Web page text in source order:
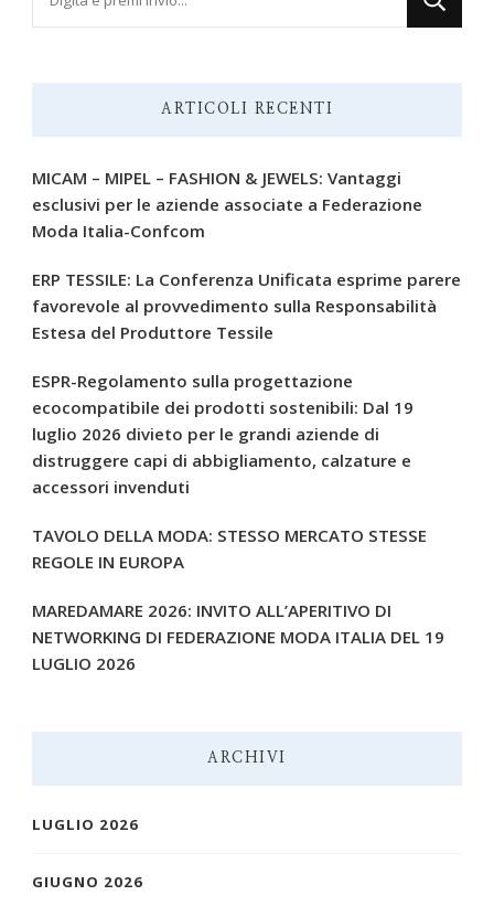
ARTICOLI RECENTI
MICAM – MIPEL – FASHION & JEWELS: Vantaggi
esclusivi per le aziende associate a Federazione
Moda Italia-Confcom
ERP TESSILE: La Conferenza Unificata esprime parere
favorevole al provvedimento sulla Responsabilità
Estesa del Produttore Tessile
ESPR-Regolamento sulla progettazione
ecocompatibile dei prodotti sostenibili: Dal 19
luglio 2026 divieto per le grandi aziende di
distruggere capi di abbigliamento, calzature e
accessori invenduti
TAVOLO DELLA MODA: STESSO MERCATO STESSE
REGOLE IN EUROPA
MAREDAMARE 2026: INVITO ALL’APERITIVO DI
NETWORKING DI FEDERAZIONE MODA ITALIA DEL 19
LUGLIO 2026
ARCHIVI
LUGLIO 2026
GIUGNO 2026